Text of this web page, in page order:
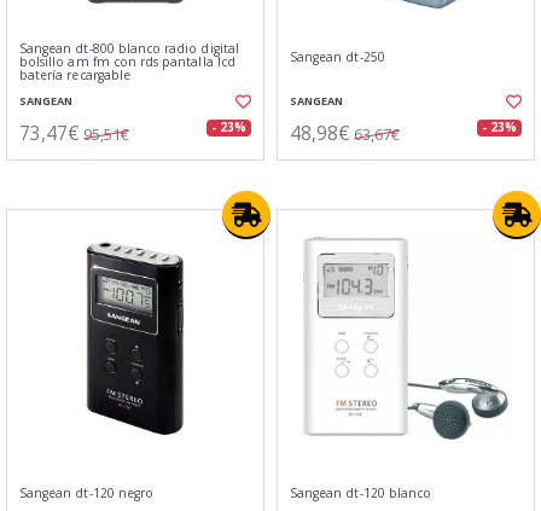
Sangean dt-800 blanco radio digital
bolsillo am fm con rds pantalla lcd
batería recargable
SANGEAN
73,47€ 95,51€ - 23%
Sangean dt-250
SANGEAN
48,98€ 63,67€ - 23%
Sangean dt-120 negro Sangean dt-120 blanco